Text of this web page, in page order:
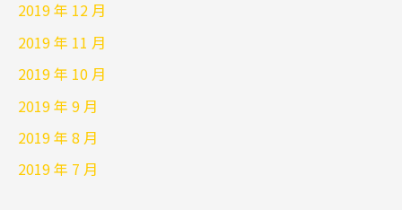
2019 年 12 月
2019 年 11 月
2019 年 10 月
2019 年 9 月
2019 年 8 月
2019 年 7 月